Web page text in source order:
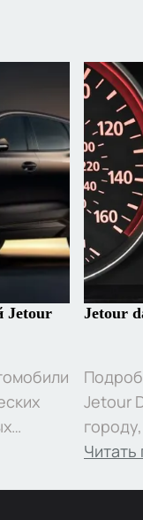
Jetour Jetour
Jetour
циклу,